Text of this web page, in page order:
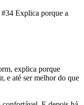
Explica porque a
explica porque
e até ser melhor do que